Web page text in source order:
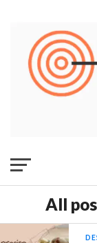
All